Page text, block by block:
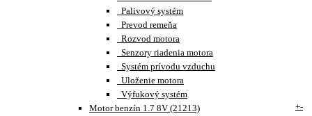
Palivový systém
Prevod remeňa
Rozvod motora
Senzory riadenia motora
Systém prívodu vzduchu
Uloženie motora
Výfukový systém
Motor benzín 1.7 8V (21213)
+-